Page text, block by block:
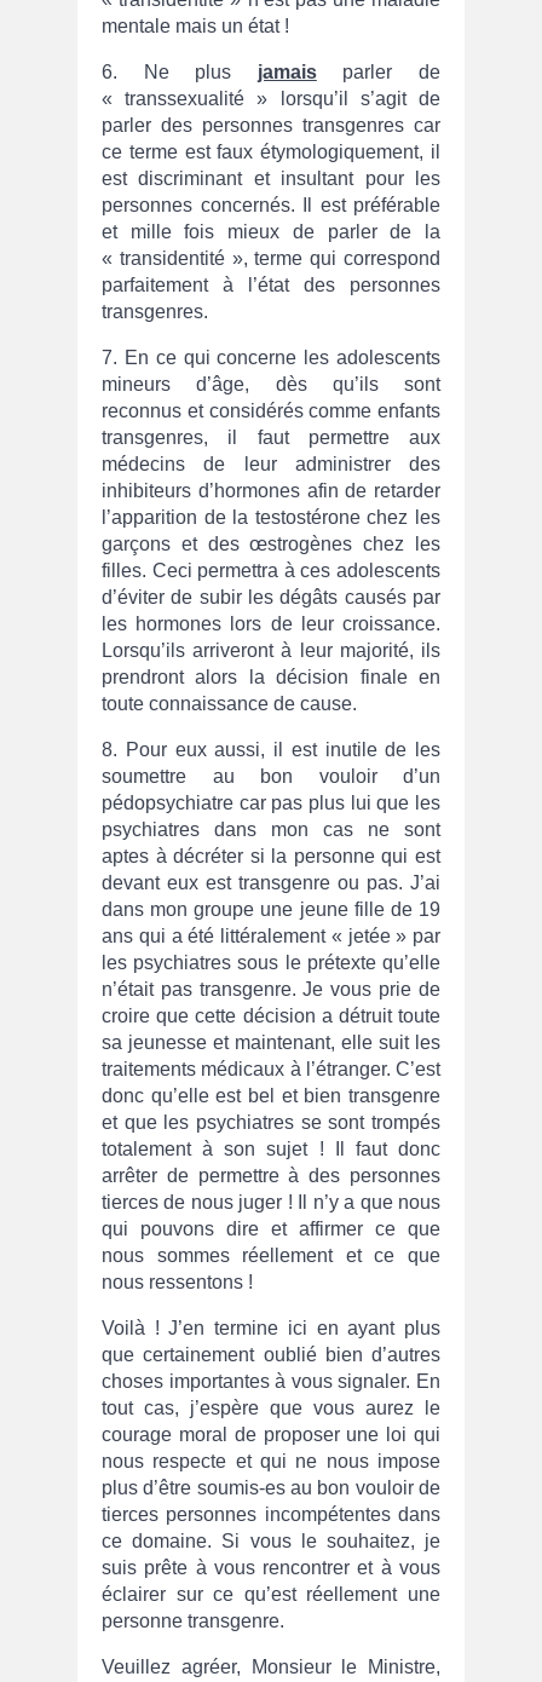
mentale mais un état !
6. Ne plus jamaisparler de
« transsexualité » lorsqu’il s’agit de
parler des personnes transgenres car
ce terme est faux étymologiquement, il
est discriminant et insultant pour les
personnes concernés. Il est préférable
et mille fois mieux de parler de la
« transidentité », terme qui correspond
parfaitement à l’état des personnes
transgenres.
7. En ce qui concerne les adolescents
mineurs d’âge, dès qu’ils sont
reconnus et considérés comme enfants
transgenres, il faut permettre aux
médecins de leur administrer des
inhibiteurs d’hormones afin de retarder
l’apparition de la testostérone chez les
garçons et des œstrogènes chez les
filles. Ceci permettra à ces adolescents
d’éviter de subir les dégâts causés par
les hormones lors de leur croissance.
Lorsqu’ils arriveront à leur majorité, ils
prendront alors la décision finale en
toute connaissance de cause.
8. Pour eux aussi, il est inutile de les
soumettre au bon vouloir d’un
pédopsychiatre car pas plus lui que les
psychiatres dans mon cas ne sont
aptes à décréter si la personne qui est
devant eux est transgenre ou pas. J’ai
dans mon groupe une jeune fille de 19
ans qui a été littéralement « jetée » par
les psychiatres sous le prétexte qu’elle
n’était pas transgenre. Je vous prie de
croire que cette décision a détruit toute
sa jeunesse et maintenant, elle suit les
traitements médicaux à l’étranger. C’est
donc qu’elle est bel et bien transgenre
et que les psychiatres se sont trompés
totalement à son sujet ! Il faut donc
arrêter de permettre à des personnes
tierces de nous juger ! Il n’y a que nous
qui pouvons dire et affirmer ce que
nous sommes réellement et ce que
nous ressentons !
Voilà ! J’en termine ici en ayant plus
que certainement oublié bien d’autres
choses importantes à vous signaler. En
tout cas, j’espère que vous aurez le
courage moral de proposer une loi qui
nous respecte et qui ne nous impose
plus d’être soumis-es au bon vouloir de
tierces personnes incompétentes dans
ce domaine. Si vous le souhaitez, je
suis prête à vous rencontrer et à vous
éclairer sur ce qu’est réellement une
personne transgenre.
Veuillez agréer, Monsieur le Ministre,